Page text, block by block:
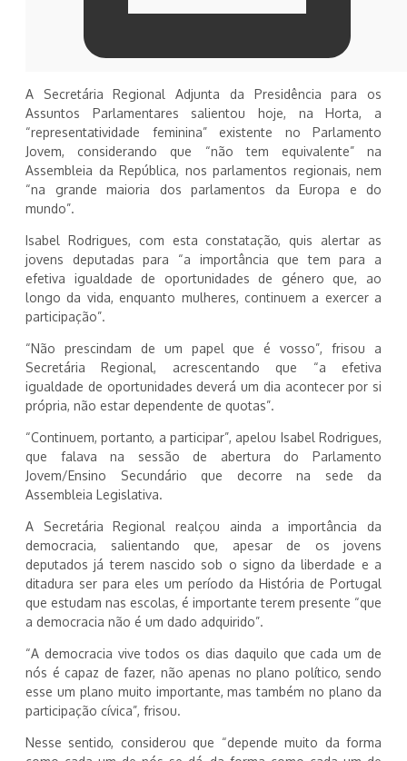
A Secretária Regional Adjunta da Presidência para os
Assuntos Parlamentares salientou hoje, na Horta, a
“representatividade feminina” existente no Parlamento
Jovem, considerando que “não tem equivalente” na
Assembleia da República, nos parlamentos regionais, nem
“na grande maioria dos parlamentos da Europa e do
mundo”.
Isabel Rodrigues, com esta constatação, quis alertar as
jovens deputadas para “a importância que tem para a
efetiva igualdade de oportunidades de género que, ao
longo da vida, enquanto mulheres, continuem a exercer a
participação”.
“Não prescindam de um papel que é vosso”, frisou a
Secretária Regional, acrescentando que “a efetiva
igualdade de oportunidades deverá um dia acontecer por si
própria, não estar dependente de quotas”.
“Continuem, portanto, a participar”, apelou Isabel Rodrigues,
que falava na sessão de abertura do Parlamento
Jovem/Ensino Secundário que decorre na sede da
Assembleia Legislativa.
A Secretária Regional realçou ainda a importância da
democracia, salientando que, apesar de os jovens
deputados já terem nascido sob o signo da liberdade e a
ditadura ser para eles um período da História de Portugal
que estudam nas escolas, é importante terem presente “que
a democracia não é um dado adquirido”.
“A democracia vive todos os dias daquilo que cada um de
nós é capaz de fazer, não apenas no plano político, sendo
esse um plano muito importante, mas também no plano da
participação cívica”, frisou.
Nesse sentido, considerou que “depende muito da forma